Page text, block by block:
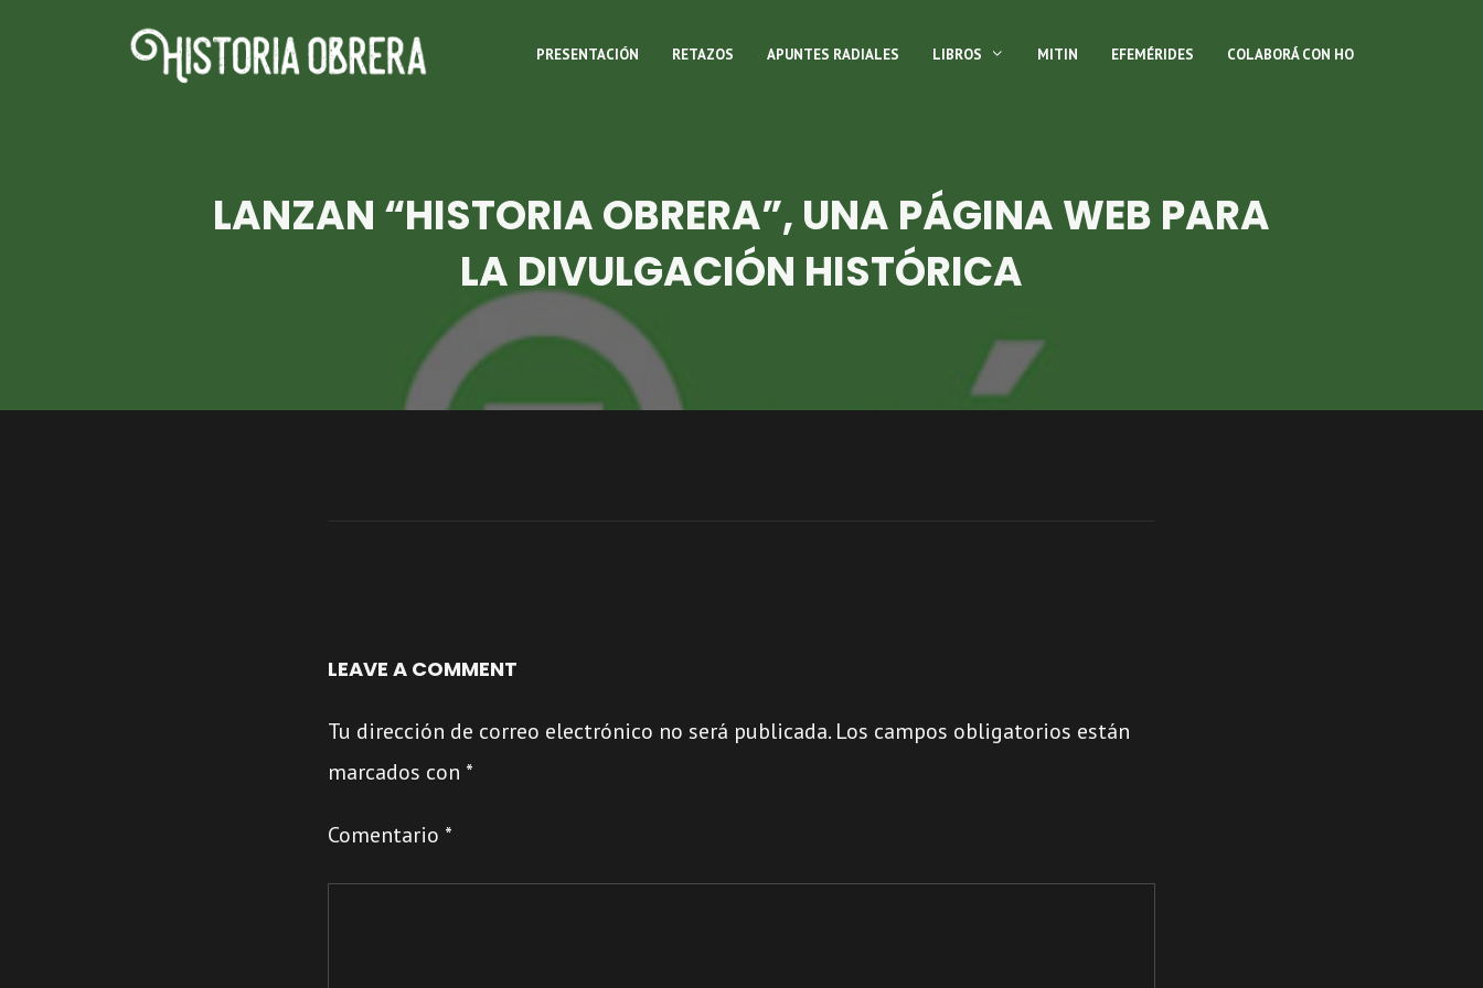
PRESENTACIÓN RETAZOS APUNTES RADIALES LIBROS MITIN EFEMÉRIDES COLABORÁ CON HO
LANZAN “HISTORIA OBRERA”, UNA PÁGINA WEB PARA
LA DIVULGACIÓN HISTÓRICA
LEAVE A COMMENT
Tu dirección de correo electrónico no será publicada. Los campos obligatorios están
marcados con *
Comentario *